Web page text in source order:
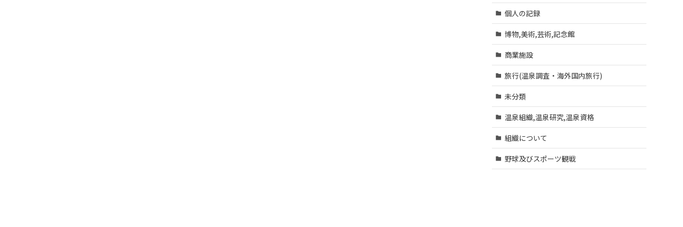
個人の記録
博物,美術,芸術,記念館
商業施設
旅行(温泉調査・海外国内旅行)
未分類
温泉組織,温泉研究,温泉資格
組織について
野球及びスポーツ観戦